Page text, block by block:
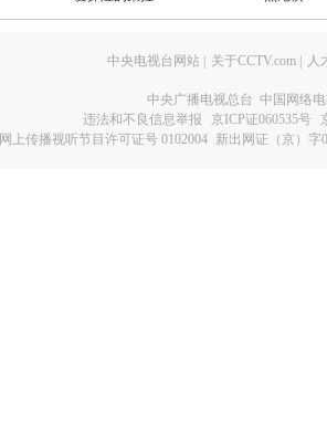
中央电视台网站 关于CCTV.com 人
中央广播电视总台 中国网络
违法和不良信息举报
京ICP证060535号
网上传播视听节目许可证号 0102004 新出网证（京）